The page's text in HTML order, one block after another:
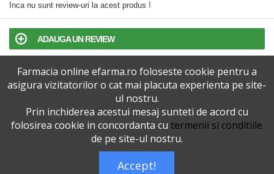
Inca nu sunt review-uri la acest produs !
ADAUGA UN REVIEW
TERMENI SI CONDITII
POLITICA DE CONFIDENTIALITATE
VERSIUNEA DESKTOP
Farmacia online efarma.ro foloseste cookie pentru a
asigura vizitatorilor o cat mai placuta experienta pe site-
ul nostru.
Prin inchiderea acestui mesaj sunteti de acord cu
folosirea cookie in concordanta cu termenii si conditiile
de pe site-ul nostru.
Accept!